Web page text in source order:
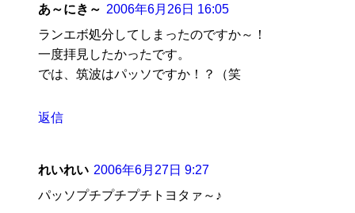
あ～にき～ 2006年6月26日 16:05
ランエボ処分してしまったのですか～！
一度拝見したかったです。
では、筑波はパッソですか！？（笑
返信
れいれい 2006年6月27日 9:27
パッソプチプチプチトヨタァ～♪